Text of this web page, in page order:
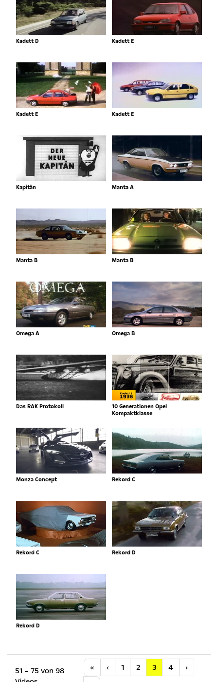
Kadett D Kadett E
Kadett E Kadett E
Kapitän Manta A
Manta B Manta B
Omega A Omega B
Das RAK Protokoll
10 Generationen Opel
Kompaktklasse
Monza Concept Rekord C
Rekord C Rekord D
Rekord D
51 – 75 von 98
« Anfang
‹ Vorherige
1 2 3 4 ›Nächste